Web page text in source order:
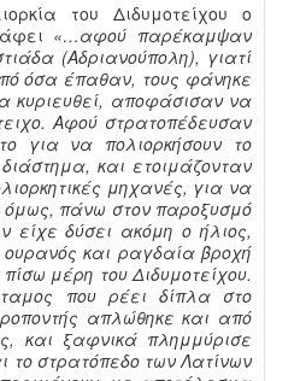
του Διδυμοτείχου ο
«…αφού παρέκαμψαν
(Αδριανούπολη), γιατί
όσα έπαθαν, τους φάνηκε
κυριευθεί, αποφάσισαν να
Αφού στρατοπέδευσαν
για να πολιορκήσουν το
και ετοιμάζονταν
μηχανές, για να
όμως, πάνω στον παροξυσμό
είχε δύσει ακόμη ο ήλιος,
και ραγδαία βροχή
μέρη του Διδυμοτείχου.
που ρέει δίπλα στο
απλώθηκε και από
και ξαφνικά πλημμύρισε
το στρατόπεδο των Λατίνων